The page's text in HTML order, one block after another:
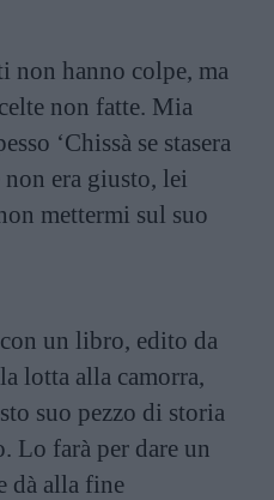
hanno colpe, ma
non fatte. Mia
‘Chissà se stasera
non era giusto, lei
mettermi sul suo
un libro, edito da
lotta alla camorra,
suo pezzo di storia
Lo farà per dare un
dà alla fine